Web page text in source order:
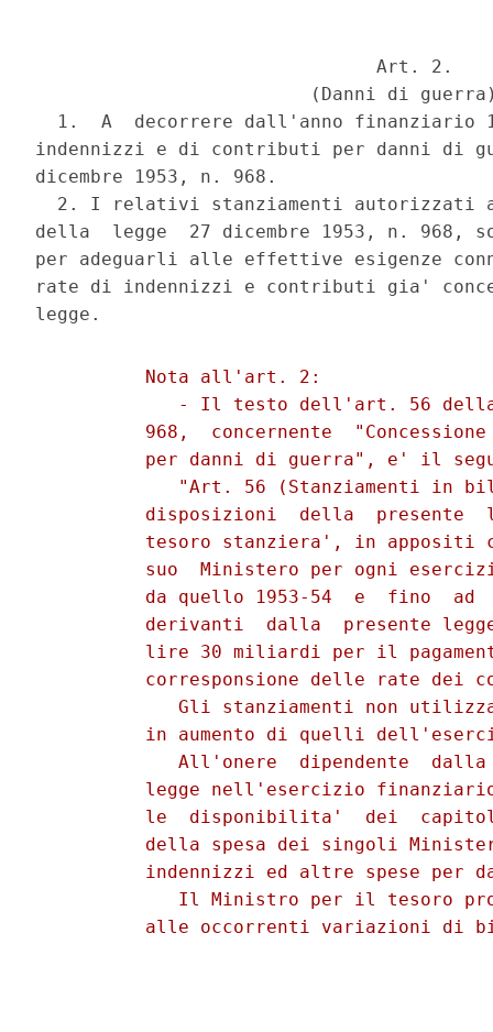
                               Art. 2.
(Danni di
1.  A  decorrere dall'anno finanziario
indennizzi e di contributi per danni di
dicembre 1953, n. 968.
2. I relativi stanziamenti autorizzati
della  legge  27 dicembre 1953, n. 968,
per adeguarli alle effettive esigenze
rate di indennizzi e contributi gia'
          Nota all'art. 2:
- Il testo dell'art. 56
968,  concernente
per danni di guerra", e' il
"Art. 56 (Stanziamenti in
disposizioni  della  presente
tesoro stanziera', in appositi
suo  Ministero per ogni
da quello 1953-54  e  fino  ad
derivanti  dalla  presente
lire 30 miliardi per il
corresponsione delle rate dei
Gli stanziamenti non
in aumento di quelli
All'onere  dipendente
legge nell'esercizio
le  disponibilita'  dei
della spesa dei singoli
indennizzi ed altre spese per
Il Ministro per il tesoro